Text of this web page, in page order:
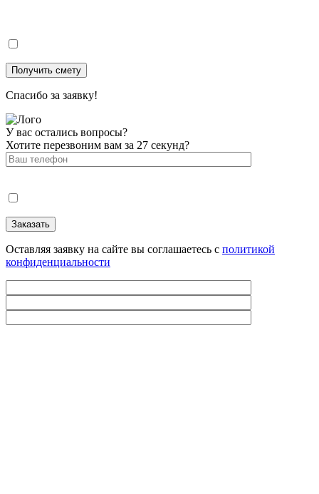
Спасибо за заявку!
У вас остались вопросы?
Хотите перезвоним вам за 27 секунд?
Оставляя заявку на сайте вы соглашаетесь с политикой
конфиденциальности